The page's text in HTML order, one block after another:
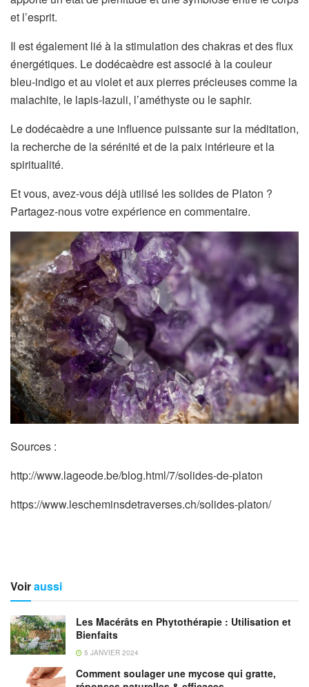
et l’esprit.
Il est également lié à la stimulation des chakras et des flux
énergétiques. Le dodécaèdre est associé à la couleur
bleu-indigo et au violet et aux pierres précieuses comme la
malachite, le lapis-lazuli, l’améthyste ou le saphir.
Le dodécaèdre a une influence puissante sur la méditation,
la recherche de la sérénité et de la paix intérieure et la
spiritualité.
Et vous, avez-vous déjà utilisé les solides de Platon ?
Partagez-nous votre expérience en commentaire.
Sources :
http://www.lageode.be/blog.html/7/solides-de-platon
https://www.lescheminsdetraverses.ch/solides-platon/
Voiraussi
Les Macérâts en Phytothérapie : Utilisation et
Bienfaits
5 JANVIER 2024
Comment soulager une mycose qui gratte,